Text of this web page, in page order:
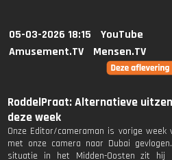
05-03-2026 18:15
YouTube
Amusement.TV
Mensen.TV
RoddelPraat: Alternatieve
deze week
Onze Editor/cameraman is vorige week
met onze camera naar Dubai
situatie in het Midden-Oosten zit hij